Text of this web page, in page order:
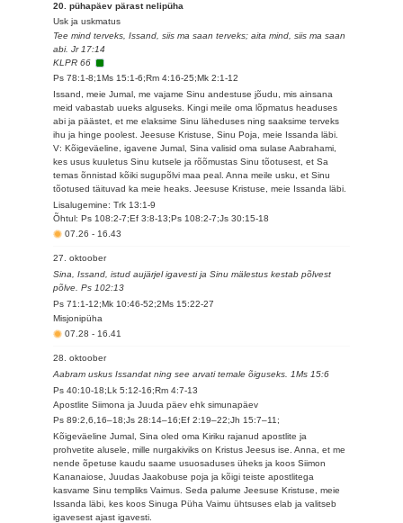
20. pühapäev pärast nelipüha
Usk ja uskmatus
Tee mind terveks, Issand, siis ma saan terveks; aita mind, siis ma saan
abi. Jr 17:14
KLPR 66
Ps 78:1-8;1Ms 15:1-6;Rm 4:16-25;Mk 2:1-12
Issand, meie Jumal, me vajame Sinu andestuse jõudu, mis ainsana
meid vabastab uueks alguseks. Kingi meile oma lõpmatus headuses
abi ja päästet, et me elaksime Sinu läheduses ning saaksime terveks
ihu ja hinge poolest. Jeesuse Kristuse, Sinu Poja, meie Issanda läbi.
V: Kõigeväeline, igavene Jumal, Sina valisid oma sulase Aabrahami,
kes usus kuuletus Sinu kutsele ja rõõmustas Sinu tõotusest, et Sa
temas õnnistad kõiki sugupõlvi maa peal. Anna meile usku, et Sinu
tõotused täituvad ka meie heaks. Jeesuse Kristuse, meie Issanda läbi.
Lisalugemine: Trk 13:1-9
Õhtul: Ps 108:2-7;Ef 3:8-13;Ps 108:2-7;Js 30:15-18
07.26- 16.43
27. oktoober
Sina, Issand, istud aujärjel igavesti ja Sinu mälestus kestab põlvest
põlve. Ps 102:13
Ps 71:1-12;Mk 10:46-52;2Ms 15:22-27
Misjonipüha
07.28- 16.41
28. oktoober
Aabram uskus Issandat ning see arvati temale õiguseks. 1Ms 15:6
Ps 40:10-18;Lk 5:12-16;Rm 4:7-13
Apostlite Siimona ja Juuda päev ehk simunapäev
Ps 89:2,6,16–18;Js 28:14–16;Ef 2:19–22;Jh 15:7–11;
Kõigeväeline Jumal, Sina oled oma Kiriku rajanud apostlite ja
prohvetite alusele, mille nurgakiviks on Kristus Jeesus ise. Anna, et me
nende õpetuse kaudu saame usuosaduses üheks ja koos Siimon
Kananaiose, Juudas Jaakobuse poja ja kõigi teiste apostlitega
kasvame Sinu templiks Vaimus. Seda palume Jeesuse Kristuse, meie
Issanda läbi, kes koos Sinuga Püha Vaimu ühtsuses elab ja valitseb
igavesest ajast igavesti.